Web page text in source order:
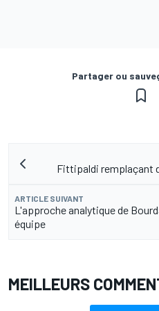
Partager ou
Fittipaldi remplaçant
ARTICLE SUIVANT
L'approche analytique de
équipe
MEILLEURS